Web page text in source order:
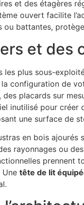
et des étagères
ouvert facilite
battantes,
et des
les plus sous-
configuration de
, des placards sur
inutilisé pour
une surface de
en bois
rayonnages ou
prennent
Une tête de lit